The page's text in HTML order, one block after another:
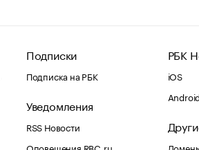
Подписки
Подписка на РБК
Уведомления
RSS Новости
Оповещения RBC.ru
РБК
iOS